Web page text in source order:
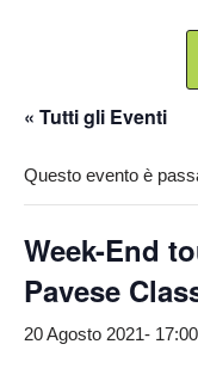
« Tutti gli Eventi
Questo evento è
Week-End
Pavese
20 Agosto 2021- 17:00